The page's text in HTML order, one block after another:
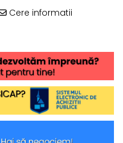
Cere informatii